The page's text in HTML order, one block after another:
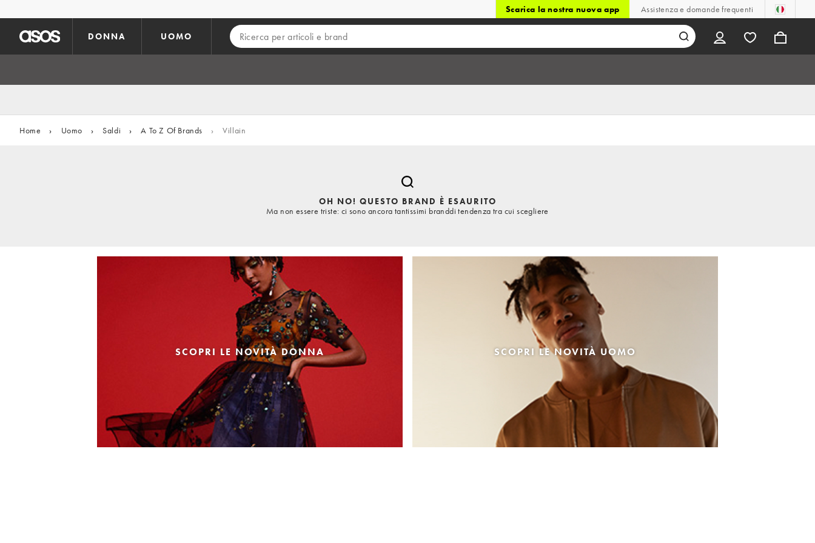
Scarica la nostra nuova app Assistenza e domande frequenti
DONNA UOMO
Home › Uomo › Saldi › A To Z Of Brands › Villain
OH NO! QUESTO BRAND È ESAURITO
Ma non essere triste: ci sono ancora tantissimi branddi tendenza tra cui scegliere
SCOPRI LE NOVITÀ DONNA SCOPRI LE NOVITÀ UOMO